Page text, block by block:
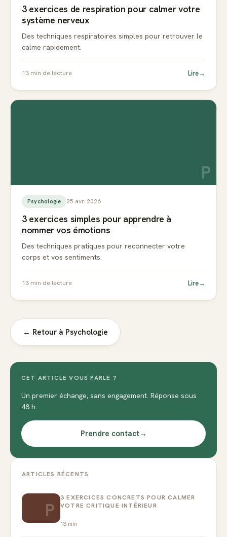
3 exercices de respiration pour calmer votre
système nerveux
Des techniques respiratoires simples pour retrouver le
calme rapidement.
13 min de lecture Lire→
P
Psychologie 25 avr. 2026
3 exercices simples pour apprendre à
nommer vos émotions
Des techniques pratiques pour reconnecter votre
corps et vos sentiments.
13 min de lecture Lire→
← Retour à Psychologie
CET ARTICLE VOUS PARLE ?
Un premier échange, sans engagement. Réponse sous
48 h.
Prendre contact→
ARTICLES RÉCENTS
P
3 EXERCICES CONCRETS POUR CALMER
VOTRE CRITIQUE INTÉRIEUR
13 min